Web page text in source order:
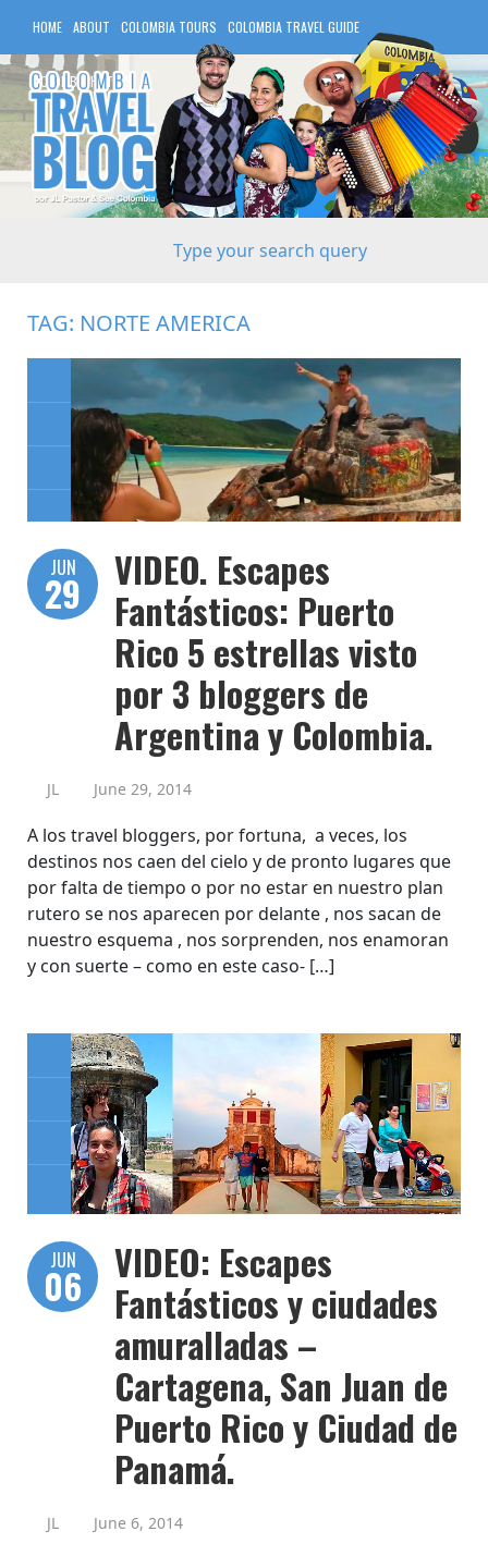
HOME ABOUT COLOMBIA TOURS COLOMBIA TRAVEL GUIDE
COLOMBIA HOTELS
TAG: NORTE AMERICA
JUN
29
VIDEO. Escapes
Fantásticos: Puerto
Rico 5 estrellas visto
por 3 bloggers de
Argentina y Colombia.
JL June 29, 2014
A los travel bloggers, por fortuna, a veces, los
destinos nos caen del cielo y de pronto lugares que
por falta de tiempo o por no estar en nuestro plan
rutero se nos aparecen por delante , nos sacan de
nuestro esquema , nos sorprenden, nos enamoran
y con suerte – como en este caso- […]
JUN
06
VIDEO: Escapes
Fantásticos y ciudades
amuralladas –
Cartagena, San Juan de
Puerto Rico y Ciudad de
Panamá.
JL June 6, 2014